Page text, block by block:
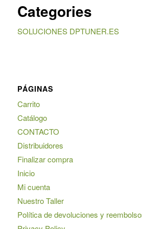
Categories
SOLUCIONES DPTUNER.ES
PÁGINAS
Carrito
Catálogo
CONTACTO
Distribuidores
Finalizar compra
Inicio
Mi cuenta
Nuestro Taller
Política de devoluciones y